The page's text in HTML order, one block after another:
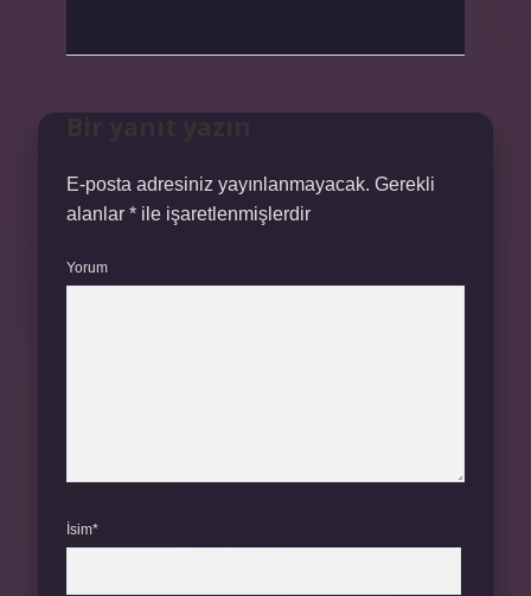
E-posta adresiniz yayınlanmayacak. Gerekli
alanlar * ile işaretlenmişlerdir
Yorum
İsim*